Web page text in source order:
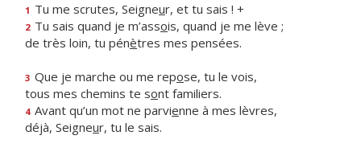
1 Tu me scrutes, Seigneur, et tu sais ! +
2 Tu sais quand je m’assois, quand je me lève ;
de très loin, tu pénètres mes pensées.
3 Que je marche ou me repose, tu le vois,
tous mes chemins te sont familiers.
4 Avant qu’un mot ne parvienne à mes lèvres,
déjà, Seigneur, tu le sais.